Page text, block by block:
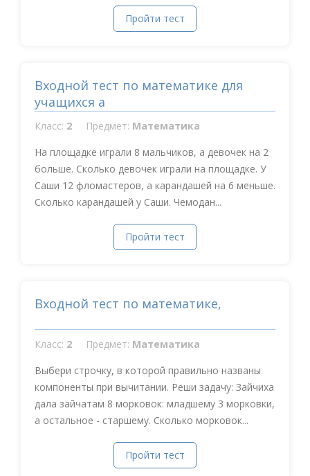
Пройти тест
Входной тест по математике для
учащихся а
Класс: 2 Предмет: Математика
На площадке играли 8 мальчиков, а девочек на 2
больше. Сколько девочек играли на площадке. У
Саши 12 фломастеров, а карандашей на 6 меньше.
Сколько карандашей у Саши. Чемодан...
Пройти тест
Входной тест по математике,
Класс: 2 Предмет: Математика
Выбери строчку, в которой правильно названы
компоненты при вычитании. Реши задачу: Зайчиха
дала зайчатам 8 морковок: младшему 3 морковки,
а остальное - старшему. Сколько морковок...
Пройти тест